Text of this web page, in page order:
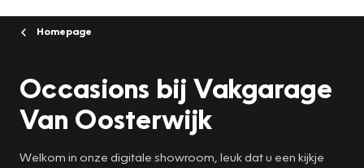
Homepage
Occasions bij Vakgarage
Van Oosterwijk
Welkom in onze digitale showroom, leuk dat u een kijkje